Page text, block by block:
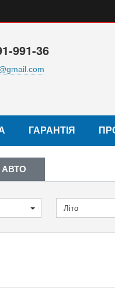
991-36
ГАРАНТІЯ
АВТО
Літо